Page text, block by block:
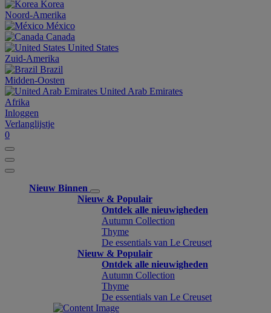
Korea
Noord-Amerika
México
Canada
United States
Zuid-Amerika
Brazil
Midden-Oosten
United Arab Emirates
Afrika
Inloggen
Verlanglijstje
0
Nieuw Binnen
Nieuw & Populair
Ontdek alle nieuwigheden
Autumn Collection
Thyme
De essentials van Le Creuset
Nieuw & Populair
Ontdek alle nieuwigheden
Autumn Collection
Thyme
De essentials van Le Creuset